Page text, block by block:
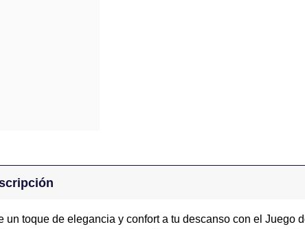
un toque de elegancia y confort a tu descanso con el